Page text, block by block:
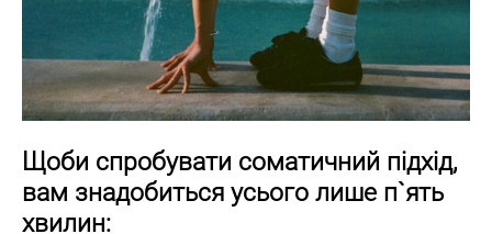
Щоби спробувати соматичний підхід,
вам знадобиться усього лише п`ять
хвилин: